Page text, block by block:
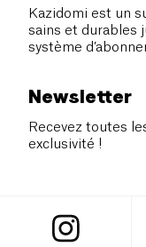
Kazidomi est un
sains et durables
système
Newsletter
Recevez toutes
exclusivité !